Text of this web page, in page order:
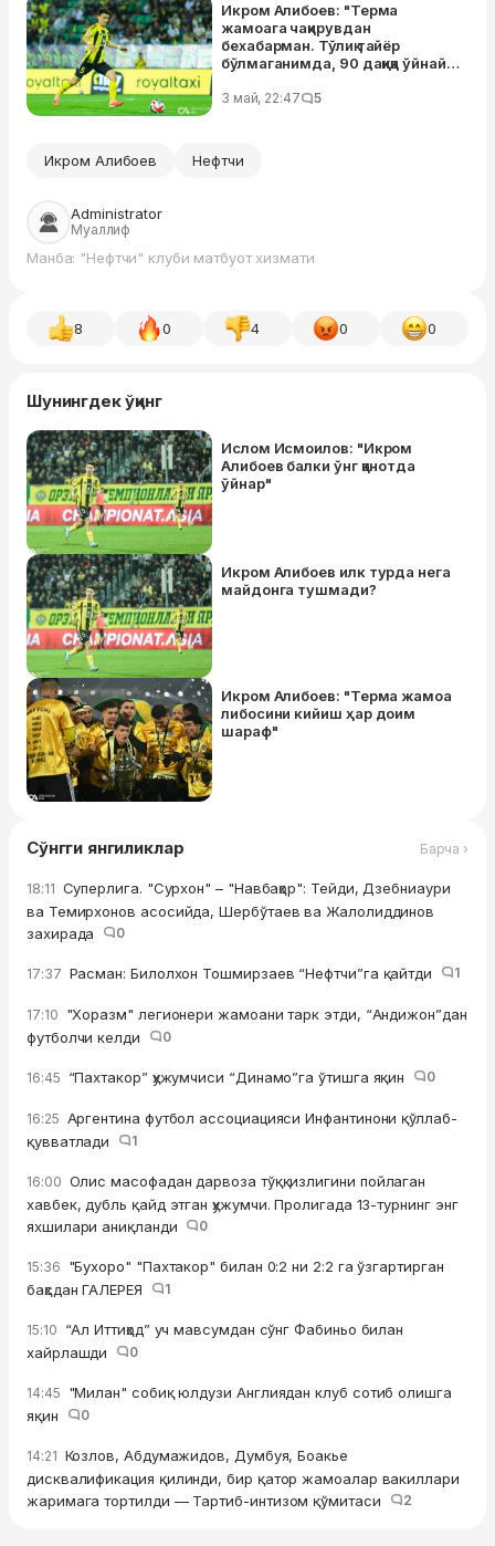
Икром Алибоев: "Терма
жамоага чақирувдан
бехабарман. Тўлиқ тайёр
бўлмаганимда, 90 дақиқа ўйнай
3 май, 22:47 5
Икром Алибоев Нефтчи
Administrator
Муаллиф
Манба: "Нефтчи" клуби матбуот хизмати
8 0 4 0 0
Шунингдек ўқинг
Ислом Исмоилов: "Икром
Алибоев балки ўнг қанотда
ўйнар"
Икром Алибоев илк турда нега
майдонга тушмади?
Икром Алибоев: "Терма жамоа
либосини кийиш ҳар доим
шараф"
Сўнгги янгиликлар Барча ›
18:11 Суперлига. "Сурхон" – "Навбаҳор": Тейди, Дзебниаури
ва Темирхонов асосийда, Шербўтаев ва Жалолиддинов
захирада
0
17:37 Расман: Билолхон Тошмирзаев “Нефтчи”га қайтди 1
17:10 "Хоразм" легионери жамоани тарк этди, “Андижон”дан
футболчи келди
0
16:45 “Пахтакор” ҳужумчиси “Динамо”га ўтишга яқин 0
16:25 Аргентина футбол ассоциацияси Инфантинони қўллаб-
қувватлади
1
16:00 Олис масофадан дарвоза тўққизлигини пойлаган
хавбек, дубль қайд этган ҳужумчи. Пролигада 13-турнинг энг
яхшилари аниқланди
0
15:36 "Бухоро" "Пахтакор" билан 0:2 ни 2:2 га ўзгартирган
баҳсдан ГАЛЕРЕЯ
1
15:10 “Ал Иттиҳод” уч мавсумдан сўнг Фабиньо билан
хайрлашди
0
14:45 "Милан" собиқ юлдузи Англиядан клуб сотиб олишга
яқин
0
14:21 Козлов, Абдумажидов, Думбуя, Боакье
дисквалификация қилинди, бир қатор жамоалар вакиллари
жаримага тортилди — Тартиб-интизом қўмитаси
2